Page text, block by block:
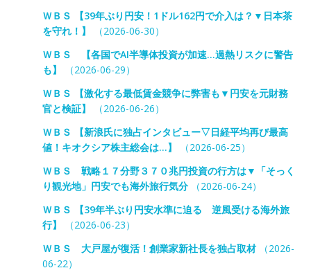
ＷＢＳ 【39年ぶり円安！1ドル162円で介入は？▼日本茶
を守れ！】
（2026-06-30）
ＷＢＳ 【各国でAI半導体投資が加速…過熱リスクに警告
も】
（2026-06-29）
ＷＢＳ 【激化する最低賃金競争に弊害も▼円安を元財務
官と検証】
（2026-06-26）
ＷＢＳ 【新浪氏に独占インタビュー▽日経平均再び最高
値！キオクシア株主総会は…】
（2026-06-25）
ＷＢＳ 戦略１７分野３７０兆円投資の行方は▼「そっく
り観光地」円安でも海外旅行気分（2026-06-24）
ＷＢＳ 【39年半ぶり円安水準に迫る 逆風受ける海外旅
行】
（2026-06-23）
ＷＢＳ 大戸屋が復活！創業家新社長を独占取材（2026-
06-22）